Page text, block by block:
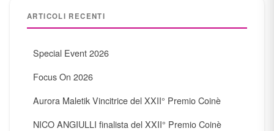
ARTICOLI RECENTI
Special Event 2026
Focus On 2026
Aurora Maletik Vincitrice del XXII° Premio Coinè
NICO ANGIULLI finalista del XXII° Premio Coinè